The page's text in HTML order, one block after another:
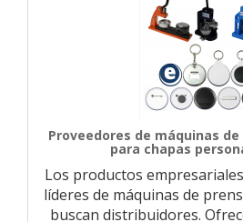
Proveedores de máquinas
para chapas
Los productos
líderes de máquinas de
buscan distribuidores.